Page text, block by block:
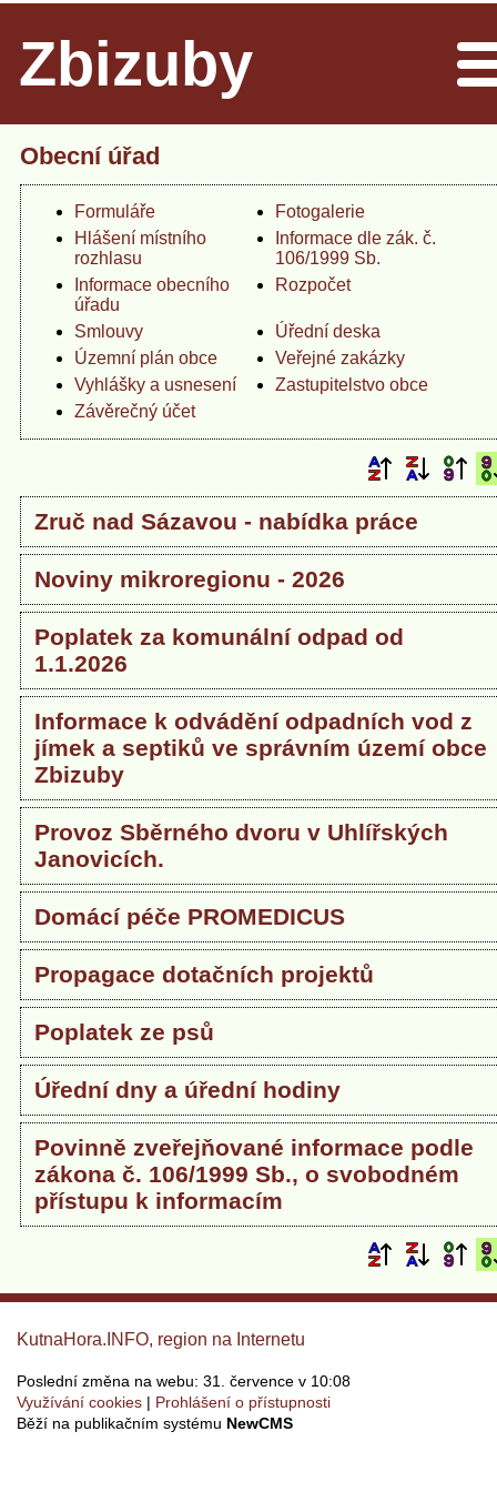
Zbizuby
Obecní úřad
Formuláře
Fotogalerie
Hlášení místního
rozhlasu
Informace dle zák. č.
106/1999 Sb.
Informace obecního
úřadu
Rozpočet
Smlouvy
Úřední deska
Územní plán obce
Veřejné zakázky
Vyhlášky a usnesení
Zastupitelstvo obce
Závěrečný účet
Zruč nad Sázavou - nabídka práce
Noviny mikroregionu - 2026
Poplatek za komunální odpad od
1.1.2026
Informace k odvádění odpadních vod z
jímek a septiků ve správním území obce
Zbizuby
Provoz Sběrného dvoru v Uhlířských
Janovicích.
Domácí péče PROMEDICUS
Propagace dotačních projektů
Poplatek ze psů
Úřední dny a úřední hodiny
Povinně zveřejňované informace podle
zákona č. 106/1999 Sb., o svobodném
přístupu k informacím
KutnaHora.INFO, region na Internetu
Poslední změna na webu: 31. července v 10:08
Využívání cookies
Prohlášení o přístupnosti
Běží na publikačním systému NewCMS